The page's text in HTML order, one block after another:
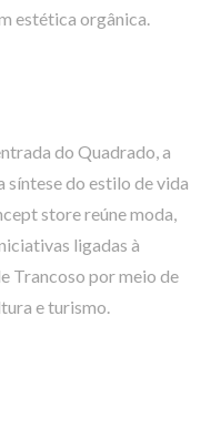
estética orgânica.
do Quadrado, a
síntese do estilo de vida
store reúne moda,
ligadas à
Trancoso por meio de
e turismo.